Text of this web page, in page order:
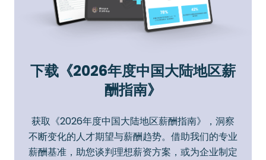
下载《2026年度中国大陆地区薪
酬指南》
获取《2026年度中国大陆地区薪酬指南》，洞察
不断变化的人才期望与薪酬趋势。借助我们的专业
薪酬基准，助您谈判理想薪资方案，或为企业制定